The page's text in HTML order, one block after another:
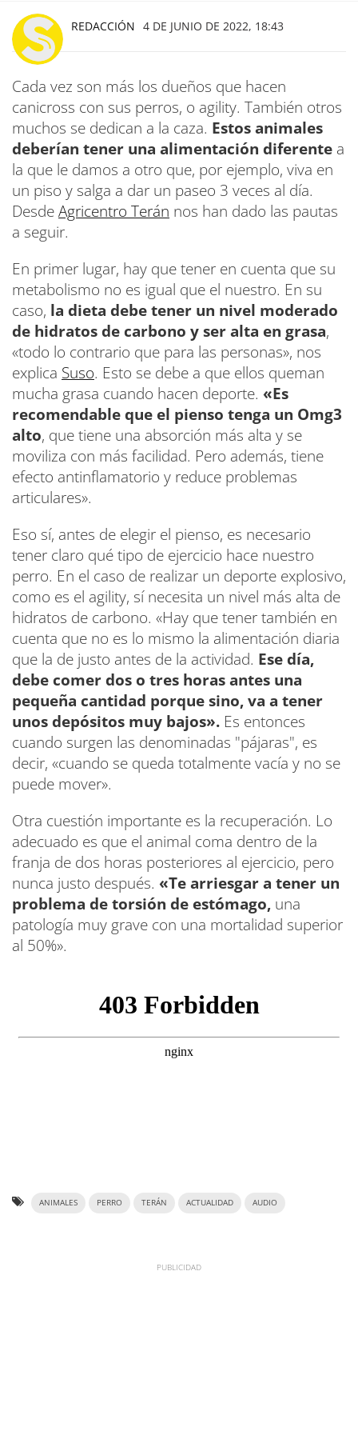
REDACCIÓN 4 DE JUNIO DE 2022, 18:43
Cada vez son más los dueños que hacen
canicross con sus perros, o agility. También otros
muchos se dedican a la caza. Estos animales
deberían tener una alimentación diferente a
la que le damos a otro que, por ejemplo, viva en
un piso y salga a dar un paseo 3 veces al día.
DesdeAgricentro Terán nos han dado las pautas
a seguir.
En primer lugar, hay que tener en cuenta que su
metabolismo no es igual que el nuestro. En su
caso, la dieta debe tener un nivel moderado
de hidratos de carbono y ser alta en grasa,
«todo lo contrario que para las personas», nos
explica Suso. Esto se debe a que ellos queman
mucha grasa cuando hacen deporte. «Es
recomendable que el pienso tenga un Omg3
alto, que tiene una absorción más alta y se
moviliza con más facilidad. Pero además, tiene
efecto antinflamatorio y reduce problemas
articulares».
Eso sí, antes de elegir el pienso, es necesario
tener claro qué tipo de ejercicio hace nuestro
perro. En el caso de realizar un deporte explosivo,
como es el agility, sí necesita un nivel más alta de
hidratos de carbono. «Hay que tener también en
cuenta que no es lo mismo la alimentación diaria
que la de justo antes de la actividad. Ese día,
debe comer dos o tres horas antes una
pequeña cantidad porque sino, va a tener
unos depósitos muy bajos». Es entonces
cuando surgen las denominadas "pájaras", es
decir, «cuando se queda totalmente vacía y no se
puede mover».
Otra cuestión importante es la recuperación. Lo
adecuado es que el animal coma dentro de la
franja de dos horas posteriores al ejercicio, pero
nunca justo después. «Te arriesgar a tener un
problema de torsión de estómago, una
patología muy grave con una mortalidad superior
al 50%».
ANIMALES PERRO TERÁN ACTUALIDAD AUDIO